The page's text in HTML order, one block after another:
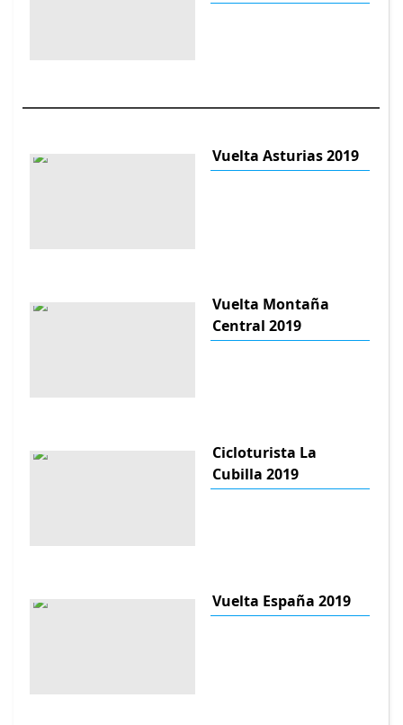
Vuelta Asturias 2019
Vuelta Montaña
Central 2019
Cicloturista La
Cubilla 2019
Vuelta España 2019